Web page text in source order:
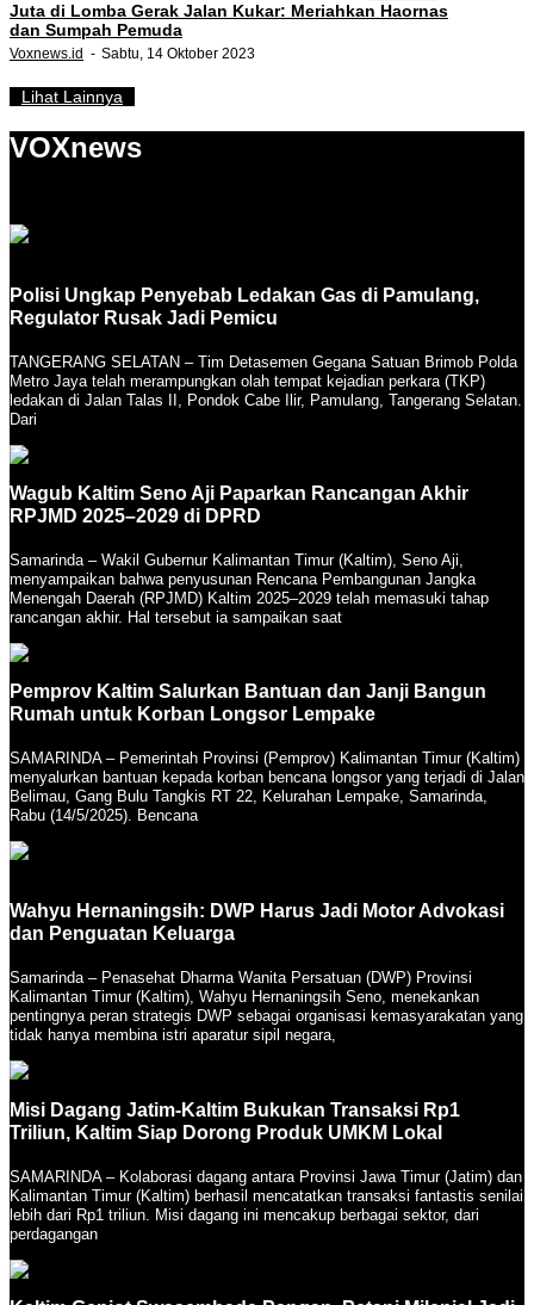
Juta di Lomba Gerak Jalan Kukar: Meriahkan Haornas
dan Sumpah Pemuda
Voxnews.id Sabtu, 14 Oktober 2023
Lihat Lainnya
VOXnews
Polisi Ungkap Penyebab Ledakan Gas di Pamulang,
Regulator Rusak Jadi Pemicu
TANGERANG SELATAN – Tim Detasemen Gegana Satuan Brimob Polda
Metro Jaya telah merampungkan olah tempat kejadian perkara (TKP)
ledakan di Jalan Talas II, Pondok Cabe Ilir, Pamulang, Tangerang Selatan.
Dari
Wagub Kaltim Seno Aji Paparkan Rancangan Akhir
RPJMD 2025–2029 di DPRD
Samarinda – Wakil Gubernur Kalimantan Timur (Kaltim), Seno Aji,
menyampaikan bahwa penyusunan Rencana Pembangunan Jangka
Menengah Daerah (RPJMD) Kaltim 2025–2029 telah memasuki tahap
rancangan akhir. Hal tersebut ia sampaikan saat
Pemprov Kaltim Salurkan Bantuan dan Janji Bangun
Rumah untuk Korban Longsor Lempake
SAMARINDA – Pemerintah Provinsi (Pemprov) Kalimantan Timur (Kaltim)
menyalurkan bantuan kepada korban bencana longsor yang terjadi di Jalan
Belimau, Gang Bulu Tangkis RT 22, Kelurahan Lempake, Samarinda,
Rabu (14/5/2025). Bencana
Wahyu Hernaningsih: DWP Harus Jadi Motor Advokasi
dan Penguatan Keluarga
Samarinda – Penasehat Dharma Wanita Persatuan (DWP) Provinsi
Kalimantan Timur (Kaltim), Wahyu Hernaningsih Seno, menekankan
pentingnya peran strategis DWP sebagai organisasi kemasyarakatan yang
tidak hanya membina istri aparatur sipil negara,
Misi Dagang Jatim-Kaltim Bukukan Transaksi Rp1
Triliun, Kaltim Siap Dorong Produk UMKM Lokal
SAMARINDA – Kolaborasi dagang antara Provinsi Jawa Timur (Jatim) dan
Kalimantan Timur (Kaltim) berhasil mencatatkan transaksi fantastis senilai
lebih dari Rp1 triliun. Misi dagang ini mencakup berbagai sektor, dari
perdagangan